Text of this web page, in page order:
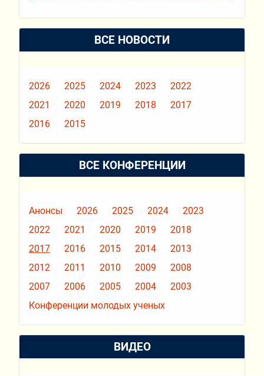
ВСЕ НОВОСТИ
2026 2025 2024 2023
2022
2021
2020 2019 2018
2017
2016
2015
ВСЕ КОНФЕРЕНЦИИ
Анонсы 2026 2025 2024
2023
2022
2021 2020 2019
2018
2017
2016 2015 2014
2013
2012
2011 2010 2009
2008
2007
2006 2005 2004
2003
Конференции молодых ученых
ВИДЕО